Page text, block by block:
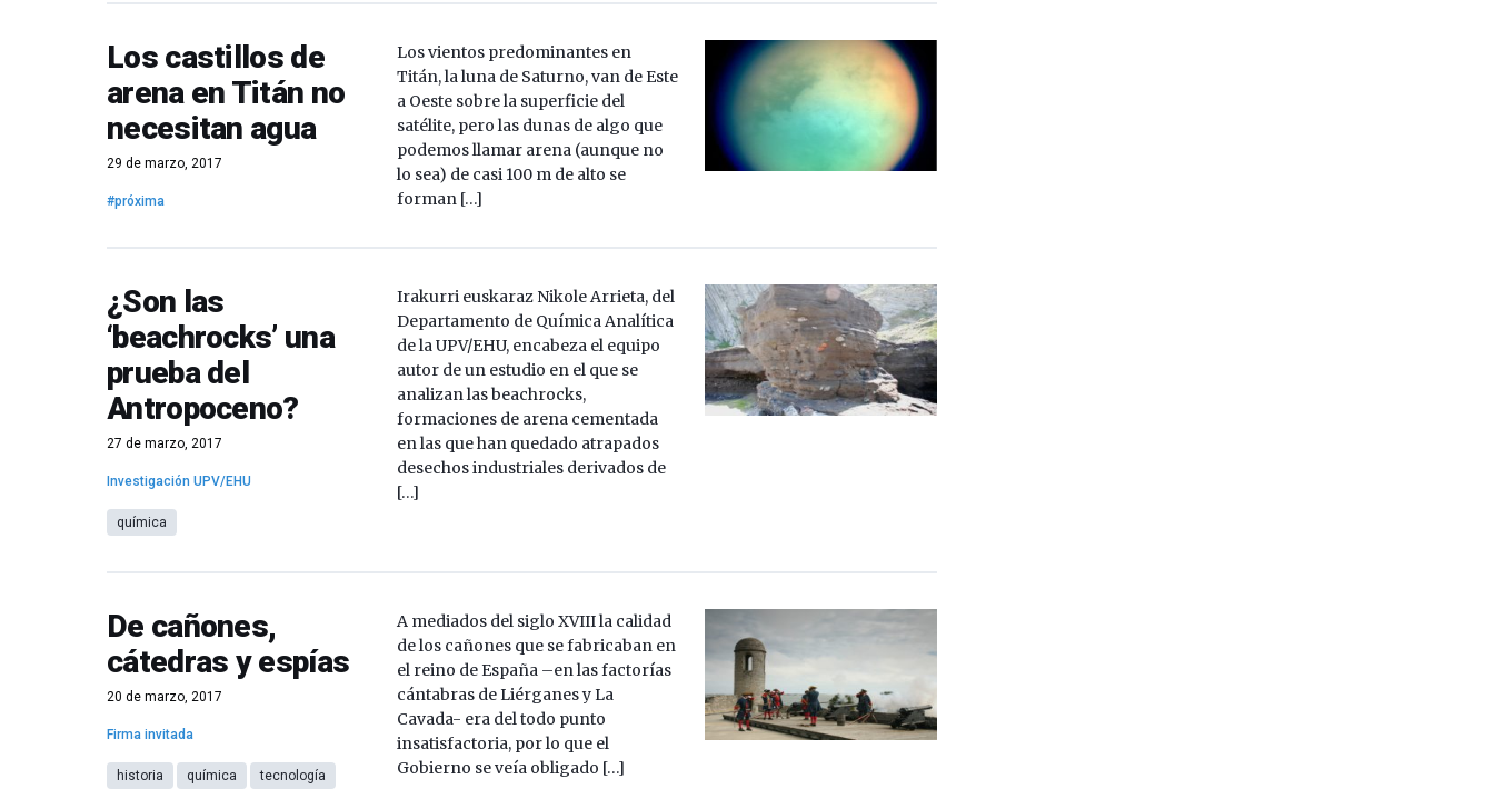
Los castillos de
arena en Titán no
necesitan agua
29 de marzo, 2017
#próxima
Los vientos predominantes en
Titán, la luna de Saturno, van de Este
a Oeste sobre la superficie del
satélite, pero las dunas de algo que
podemos llamar arena (aunque no
lo sea) de casi 100 m de alto se
forman […]
¿Son las
‘beachrocks’ una
prueba del
Antropoceno?
27 de marzo, 2017
Investigación UPV/EHU
química
Irakurri euskaraz Nikole Arrieta, del
Departamento de Química Analítica
de la UPV/EHU, encabeza el equipo
autor de un estudio en el que se
analizan las beachrocks,
formaciones de arena cementada
en las que han quedado atrapados
desechos industriales derivados de
[…]
De cañones,
cátedras y espías
20 de marzo, 2017
Firma invitada
historia química tecnología
A mediados del siglo XVIII la calidad
de los cañones que se fabricaban en
el reino de España –en las factorías
cántabras de Liérganes y La
Cavada- era del todo punto
insatisfactoria, por lo que el
Gobierno se veía obligado […]